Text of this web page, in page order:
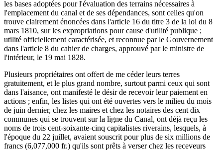
les bases adoptées pour l'évaluation des terrains nécessaires à
l'emplacement du canal et de ses dépendances, sont celles qu'on
trouve clairement énoncées dans l'article 16 du titre 3 de la loi du 8
mars 1810, sur les expropriations pour cause d'utilité publique ;
utilité officiellement caractérisée, et reconnue par le Gouvernement
dans l'article 8 du cahier de charges, approuvé par le ministre de
l'intérieur, le 19 mai 1828.
Plusieurs propriétaires ont offert de me céder leurs terres
gratuitement, et le plus grand nombre, surtout parmi ceux qui sont
dans l'aisance, ont manifesté le désir de recevoir leur paiement en
actions ; enfin, les listes qui ont été ouvertes vers le milieu du mois
de juin dernier, chez les maires et chez les notaires des cent dix
communes qui se trouvent sur la ligne du Canal, ont déjà reçu les
noms de trois cent-soixante-cinq capitalistes riverains, lesquels, à
l'époque du 22 juillet, avaient souscrit pour plus de six millions de
francs (6,077,000 fr.) qu'ils sont prêts à verser chez les receveurs